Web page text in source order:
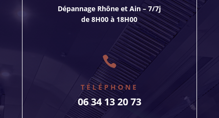
Dépannage Rhône et Ain – 7/7j
de 8H00 à 18H00

TÉLÉPHONE
06 34 13 20 73